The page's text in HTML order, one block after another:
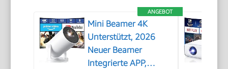
ANGEBOT
Mini Beamer 4K
Unterstützt, 2026
Neuer Beamer
Integrierte APP,